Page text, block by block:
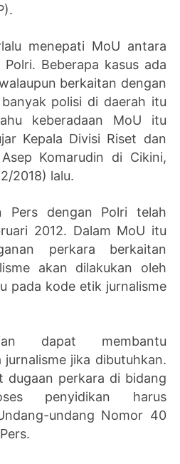
menepati MoU antara
Beberapa kasus ada
berkaitan dengan
polisi di daerah itu
keberadaan MoU itu
Kepala Divisi Riset dan
Komarudin di Cikini,
2018) lalu.
Pers dengan Polri telah
2012. Dalam MoU itu
perkara berkaitan
akan dilakukan oleh
pada kode etik jurnalisme
dapat membantu
jika dibutuhkan.
dugaan perkara di bidang
penyidikan harus
undang Nomor 40